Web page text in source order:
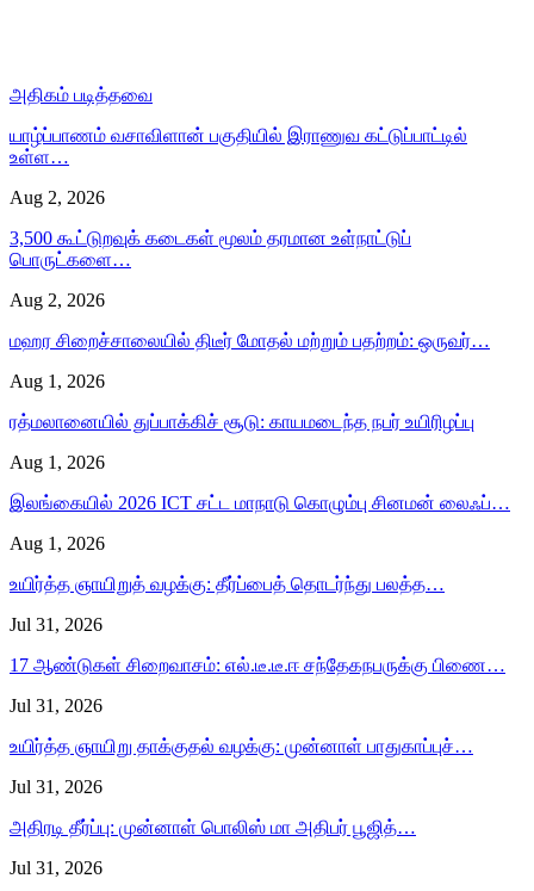
அதிகம் படித்தவை
யாழ்ப்பாணம் வசாவிளான் பகுதியில் இராணுவ கட்டுப்பாட்டில்
உள்ள…
Aug 2, 2026
3,500 கூட்டுறவுக் கடைகள் மூலம் தரமான உள்நாட்டுப்
பொருட்களை…
Aug 2, 2026
மஹர சிறைச்சாலையில் திடீர் மோதல் மற்றும் பதற்றம்: ஒருவர்…
Aug 1, 2026
ரத்மலானையில் துப்பாக்கிச் சூடு: காயமடைந்த நபர் உயிரிழப்பு
Aug 1, 2026
இலங்கையில் 2026 ICT சட்ட மாநாடு கொழும்பு சினமன் லைஃப்…
Aug 1, 2026
உயிர்த்த ஞாயிறுத் வழக்கு: தீர்ப்பைத் தொடர்ந்து பலத்த…
Jul 31, 2026
17 ஆண்டுகள் சிறைவாசம்: எல்.டீ.டீ.ஈ சந்தேகநபருக்கு பிணை…
Jul 31, 2026
உயிர்த்த ஞாயிறு தாக்குதல் வழக்கு: முன்னாள் பாதுகாப்புச்…
Jul 31, 2026
அதிரடி தீர்ப்பு: முன்னாள் பொலிஸ் மா அதிபர் பூஜித்…
Jul 31, 2026